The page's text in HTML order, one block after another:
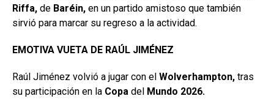
Riffa, de Baréin, en un partido amistoso que también
sirvió para marcar su regreso a la actividad.
EMOTIVA VUETA DE RAÚL JIMÉNEZ
Raúl Jiménez volvió a jugar con el Wolverhampton, tras
su participación en la Copa del Mundo 2026.